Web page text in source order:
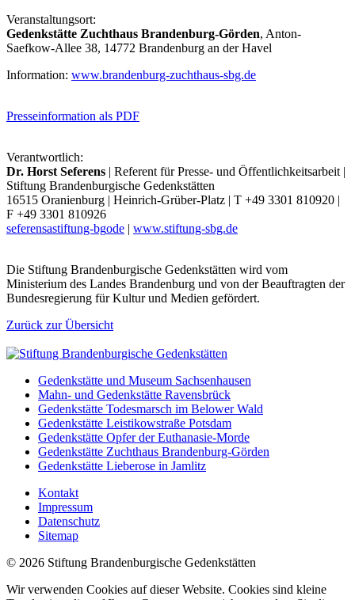
Veranstaltungsort:
Gedenkstätte Zuchthaus Brandenburg-Görden, Anton-
Saefkow-Allee 38, 14772 Brandenburg an der Havel
Information: www.brandenburg-zuchthaus-sbg.de
Presseinformation als PDF
Verantwortlich:
Dr. Horst Seferens | Referent für Presse- und Öffentlichkeitsarbeit |
Stiftung Brandenburgische Gedenkstätten
16515 Oranienburg | Heinrich-Grüber-Platz | T +49 3301 810920 |
F +49 3301 810926
seferensastiftung-bgode | www.stiftung-sbg.de
Die Stiftung Brandenburgische Gedenkstätten wird vom
Ministerium des Landes Brandenburg und von der Beauftragten der
Bundesregierung für Kultur und Medien gefördert.
Zurück zur Übersicht
Gedenkstätte und Museum Sachsenhausen
Mahn- und Gedenkstätte Ravensbrück
Gedenkstätte Todesmarsch im Belower Wald
Gedenkstätte Leistikowstraße Potsdam
Gedenkstätte Opfer der Euthanasie-Morde
Gedenkstätte Zuchthaus Brandenburg-Görden
Gedenkstätte Lieberose in Jamlitz
Kontakt
Impressum
Datenschutz
Sitemap
© 2026 Stiftung Brandenburgische Gedenkstätten
Wir verwenden Cookies auf dieser Website. Cookies sind kleine